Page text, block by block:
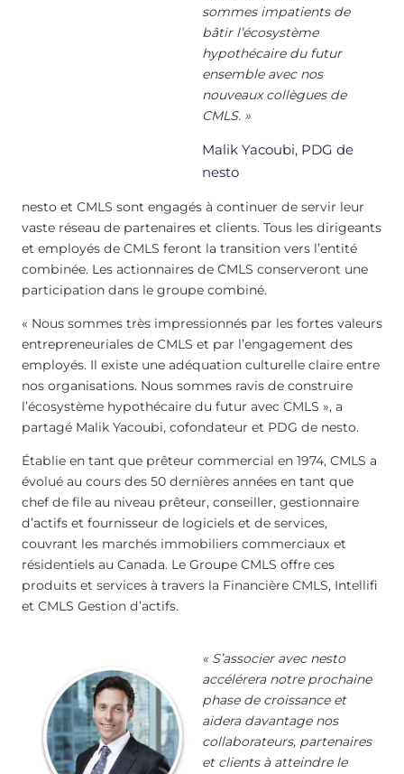
sommes impatients de
bâtir l’écosystème
hypothécaire du futur
ensemble avec nos
nouveaux collègues de
CMLS. »
Malik Yacoubi, PDG de
nesto
nesto et CMLS sont engagés à continuer de servir leur
vaste réseau de partenaires et clients. Tous les dirigeants
et employés de CMLS feront la transition vers l’entité
combinée. Les actionnaires de CMLS conserveront une
participation dans le groupe combiné.
« Nous sommes très impressionnés par les fortes valeurs
entrepreneuriales de CMLS et par l’engagement des
employés. Il existe une adéquation culturelle claire entre
nos organisations. Nous sommes ravis de construire
l’écosystème hypothécaire du futur avec CMLS », a
partagé Malik Yacoubi, cofondateur et PDG de nesto.
Établie en tant que prêteur commercial en 1974, CMLS a
évolué au cours des 50 dernières années en tant que
chef de file au niveau prêteur, conseiller, gestionnaire
d’actifs et fournisseur de logiciels et de services,
couvrant les marchés immobiliers commerciaux et
résidentiels au Canada. Le Groupe CMLS offre ces
produits et services à travers la Financière CMLS, Intellifi
et CMLS Gestion d’actifs.
« S’associer avec nesto
accélérera notre prochaine
phase de croissance et
aidera davantage nos
collaborateurs, partenaires
et clients à atteindre le